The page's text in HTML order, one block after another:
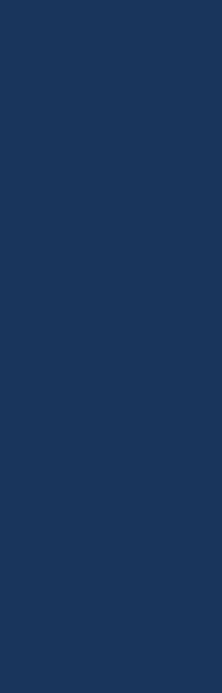
, "Uogólniony
, "Silna
Markov processes" Annals
, "Dualna
, "Warunek braku
, „Ilościowe
, "Wrażliwe na
, "Przegląd mean
, "Dowód warunku
, "Stabilność miar
, "Przegląd
, "Przegląd
, "On two